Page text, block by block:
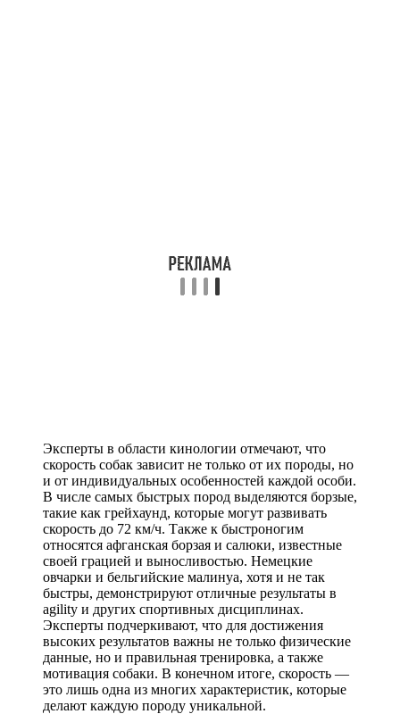
Эксперты в области кинологии отмечают, что
скорость собак зависит не только от их породы, но
и от индивидуальных особенностей каждой особи.
В числе самых быстрых пород выделяются борзые,
такие как грейхаунд, которые могут развивать
скорость до 72 км/ч. Также к быстроногим
относятся афганская борзая и салюки, известные
своей грацией и выносливостью. Немецкие
овчарки и бельгийские малинуа, хотя и не так
быстры, демонстрируют отличные результаты в
agility и других спортивных дисциплинах.
Эксперты подчеркивают, что для достижения
высоких результатов важны не только физические
данные, но и правильная тренировка, а также
мотивация собаки. В конечном итоге, скорость —
это лишь одна из многих характеристик, которые
делают каждую породу уникальной.